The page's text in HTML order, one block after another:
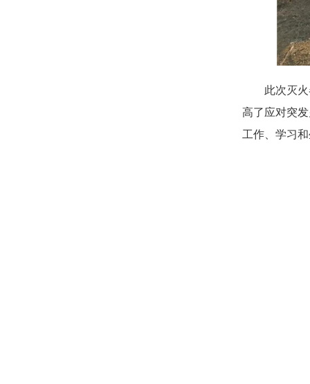
此次灭
高了应对突
工作、学习